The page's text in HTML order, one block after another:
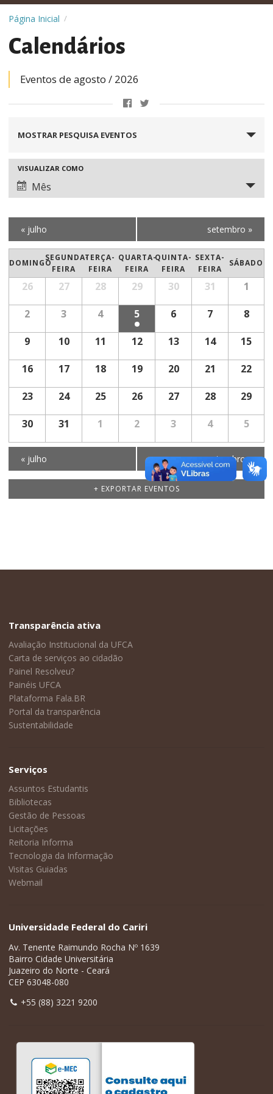
Página Inicial /
Calendários
Eventos de agosto / 2026
navegação
de
visualizações
de
Eventos
MOSTRAR PESQUISA EVENTOS
Navegação
de
visualização
de
Evento
VISUALIZAR COMO
Mês
« julho setembro »
Calendárior
de
Eventos
Calendárior
Eventos
DOMINGO
SEGUNDA-
FEIRA
TERÇA-
FEIRA
QUARTA-
FEIRA
QUINTA-
FEIRA
SEXTA-
FEIRA
SÁBADO
26 27 28 29 30 31 1
2 3 4 5 6 7 8
9 10 11 12 13 14 15
16 17 18 19 20 21 22
23 24 25 26 27 28 29
30 31 1 2 3 4 5
« julho setembro»
+ EXPORTAR EVENTOS
Transparência ativa
Avaliação Institucional da UFCA
Carta de serviços ao cidadão
Painel Resolveu?
Painéis UFCA
Plataforma Fala.BR
Portal da transparência
Sustentabilidade
Serviços
Assuntos Estudantis
Bibliotecas
Gestão de Pessoas
Licitações
Reitoria Informa
Tecnologia da Informação
Visitas Guiadas
Webmail
Universidade Federal do Cariri
Av. Tenente Raimundo Rocha Nº 1639
Bairro Cidade Universitária
Juazeiro do Norte - Ceará
CEP 63048-080
+55 (88) 3221 9200